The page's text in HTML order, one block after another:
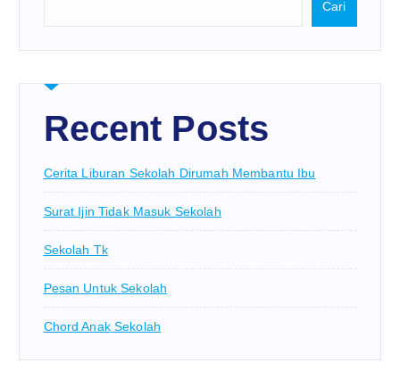
Cari
Recent Posts
Cerita Liburan Sekolah Dirumah Membantu Ibu
Surat Ijin Tidak Masuk Sekolah
Sekolah Tk
Pesan Untuk Sekolah
Chord Anak Sekolah